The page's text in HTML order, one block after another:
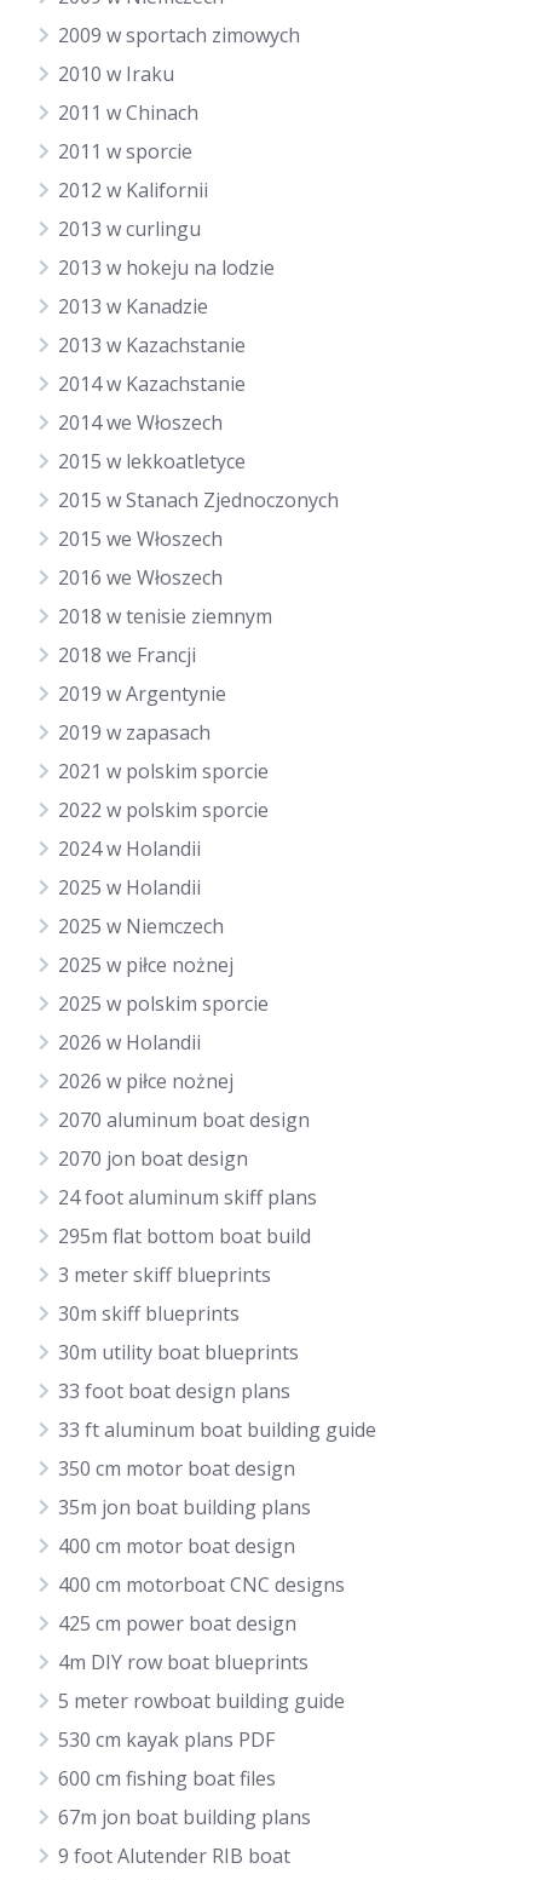
2009 w sportach zimowych
2010 w Iraku
2011 w Chinach
2011 w sporcie
2012 w Kalifornii
2013 w curlingu
2013 w hokeju na lodzie
2013 w Kanadzie
2013 w Kazachstanie
2014 w Kazachstanie
2014 we Włoszech
2015 w lekkoatletyce
2015 w Stanach Zjednoczonych
2015 we Włoszech
2016 we Włoszech
2018 w tenisie ziemnym
2018 we Francji
2019 w Argentynie
2019 w zapasach
2021 w polskim sporcie
2022 w polskim sporcie
2024 w Holandii
2025 w Holandii
2025 w Niemczech
2025 w piłce nożnej
2025 w polskim sporcie
2026 w Holandii
2026 w piłce nożnej
2070 aluminum boat design
2070 jon boat design
24 foot aluminum skiff plans
295m flat bottom boat build
3 meter skiff blueprints
30m skiff blueprints
30m utility boat blueprints
33 foot boat design plans
33 ft aluminum boat building guide
350 cm motor boat design
35m jon boat building plans
400 cm motor boat design
400 cm motorboat CNC designs
425 cm power boat design
4m DIY row boat blueprints
5 meter rowboat building guide
530 cm kayak plans PDF
600 cm fishing boat files
67m jon boat building plans
9 foot Alutender RIB boat